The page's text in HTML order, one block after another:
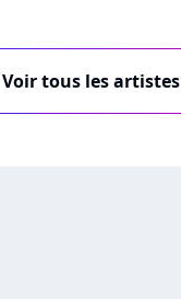
Voir tous les artistes